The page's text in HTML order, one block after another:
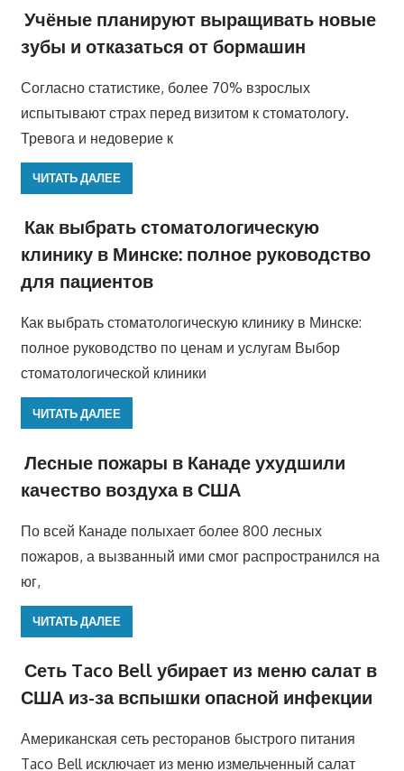
Учёные планируют выращивать новые
зубы и отказаться от бормашин
Согласно статистике, более 70% взрослых
испытывают страх перед визитом к стоматологу.
Тревога и недоверие к
ЧИТАТЬ ДАЛЕЕ
Как выбрать стоматологическую
клинику в Минске: полное руководство
для пациентов
Как выбрать стоматологическую клинику в Минске:
полное руководство по ценам и услугам Выбор
стоматологической клиники
ЧИТАТЬ ДАЛЕЕ
Лесные пожары в Канаде ухудшили
качество воздуха в США
По всей Канаде полыхает более 800 лесных
пожаров, а вызванный ими смог распространился на
юг,
ЧИТАТЬ ДАЛЕЕ
Сеть Taco Bell убирает из меню салат в
США из-за вспышки опасной инфекции
Американская сеть ресторанов быстрого питания
Taco Bell исключает из меню измельченный салат